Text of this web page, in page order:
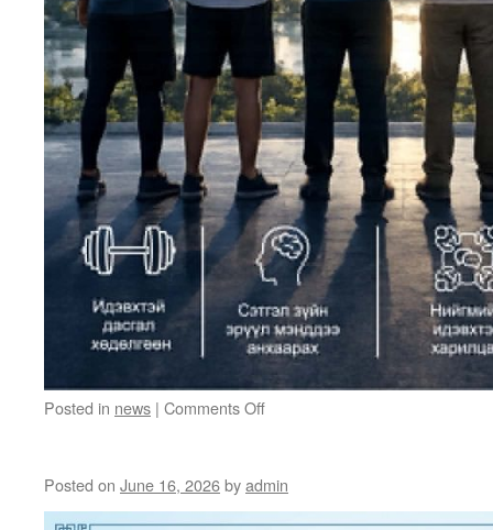
Posted in news | Comments Offon
ЭРҮҮЛ
МЭНДИЙН
Posted on June 16, 2026byadmin